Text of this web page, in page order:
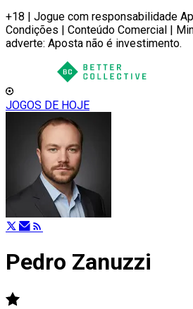
+18 | Jogue com responsabilidade
Condições | Conteúdo Comercial |
adverte: Aposta não é investimento.
JOGOS DE HOJE
Pedro Zanuzzi